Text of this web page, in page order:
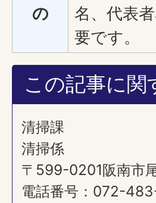
の
名、代表
要です。
この記事に
清掃課
清掃係
〒599-0201阪南市
電話番号：072-